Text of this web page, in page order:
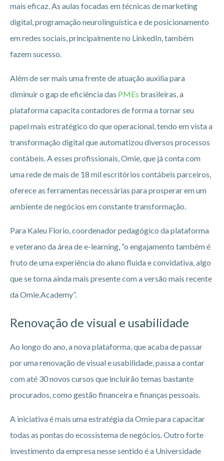
mais eficaz. As aulas focadas em técnicas de marketing
digital, programação neurolinguística e de posicionamento
em redes sociais, principalmente no LinkedIn, também
fazem sucesso.
Além de ser mais uma frente de atuação auxilia para
diminuir o gap de eficiência das PMEs brasileiras, a
plataforma capacita contadores de forma a tornar seu
papel mais estratégico do que operacional, tendo em vista a
transformação digital que automatizou diversos processos
contábeis. A esses profissionais, Omie, que já conta com
uma rede de mais de 18 mil escritórios contábeis parceiros,
oferece as ferramentas necessárias para prosperar em um
ambiente de negócios em constante transformação.
Para Kaleu Florio, coordenador pedagógico da plataforma
e veterano da área de e-learning, “o engajamento também é
fruto de uma experiência do aluno fluida e convidativa, algo
que se torna ainda mais presente com a versão mais recente
da Omie.Academy”.
Renovação de visual e usabilidade
Ao longo do ano, a nova plataforma, que acaba de passar
por uma renovação de visual e usabilidade, passa a contar
com até 30 novos cursos que incluirão temas bastante
procurados, como gestão financeira e finanças pessoais.
A iniciativa é mais uma estratégia da Omie para capacitar
todas as pontas do ecossistema de negócios. Outro forte
investimento da empresa nesse sentido é a Universidade